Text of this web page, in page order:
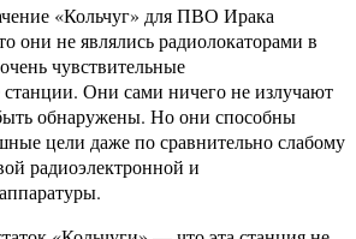
«Кольчуг» для ПВО Ирака
они не являлись радиолокаторами в
чувствительные
станции. Они сами ничего не излучают
обнаружены. Но они способны
цели даже по сравнительно слабому
радиоэлектронной и